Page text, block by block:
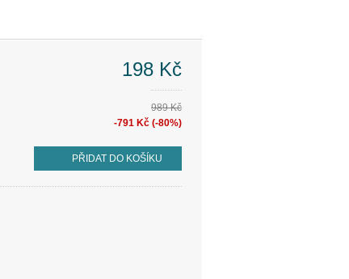
198 Kč
989 Kč
-791 Kč (-80%)
PŘIDAT DO KOŠÍKU